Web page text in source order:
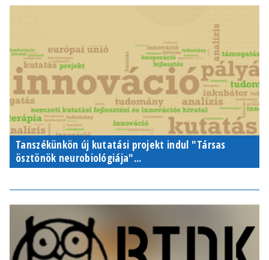
Tanszékünkön új kutatási projekt indul "Társas
ösztönök neurobiológiája"...